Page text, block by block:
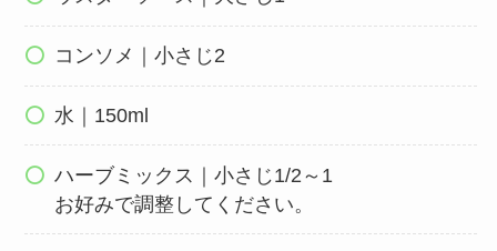
コンソメ｜小さじ2
水｜150ml
ハーブミックス｜小さじ1/2～1
お好みで調整してください。